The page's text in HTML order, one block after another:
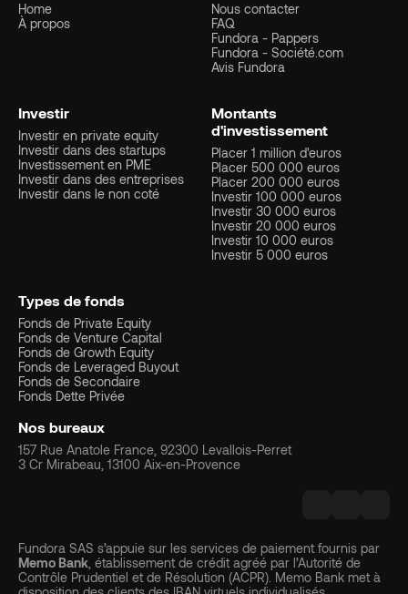
Home
À propos
Nous contacter
FAQ
Fundora - Pappers
Fundora - Société.com
Avis Fundora
Investir
Investir en private equity
Investir dans des startups
Investissement en PME
Investir dans des entreprises
Investir dans le non coté
Montants
d'investissement
Placer 1 million d'euros
Placer 500 000 euros
Placer 200 000 euros
Investir 100 000 euros
Investir 30 000 euros
Investir 20 000 euros
Investir 10 000 euros
Investir 5 000 euros
Types de fonds
Fonds de Private Equity
Fonds de Venture Capital
Fonds de Growth Equity
Fonds de Leveraged Buyout
Fonds de Secondaire
Fonds Dette Privée
Nos bureaux
157 Rue Anatole France, 92300 Levallois-Perret
3 Cr Mirabeau, 13100 Aix-en-Provence
Fundora SAS s’appuie sur les services de paiement fournis par
Memo Bank , établissement de crédit agréé par l’Autorité de
Contrôle Prudentiel et de Résolution (ACPR). Memo Bank met à